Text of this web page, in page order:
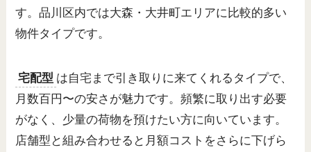
す。品川区内では大森・大井町エリアに比較的多い
物件タイプです。
宅配型 は自宅まで引き取りに来てくれるタイプで、
月数百円〜の安さが魅力です。頻繁に取り出す必要
がなく、少量の荷物を預けたい方に向いています。
店舗型と組み合わせると月額コストをさらに下げら